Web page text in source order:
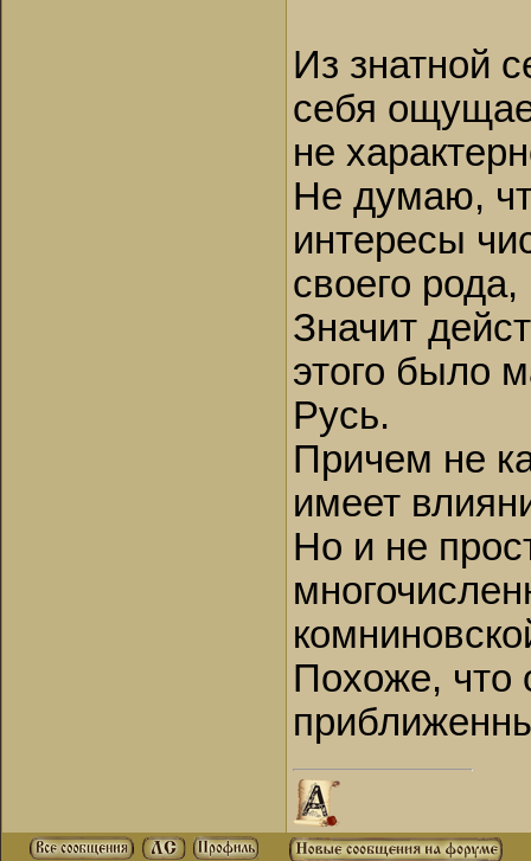
Из знатной
себя
не
Не думаю,
интересы
своего рода,
Значит
этого было
Русь.
Причем не
имеет
Но и не
Похоже, что